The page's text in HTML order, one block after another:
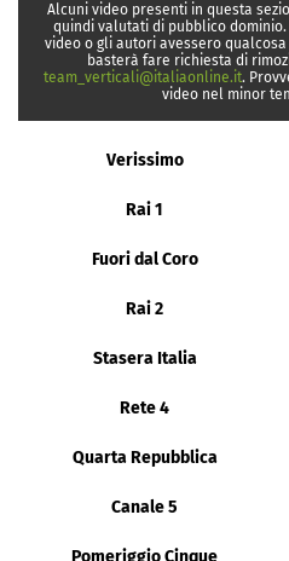
Alcuni video presenti in questa
quindi valutati di pubblico
video o gli autori avessero
basterà fare richiesta di
team_verticali@italiaonline.it.
video nel minor
Verissimo
Rai 1
Fuori dal Coro
Rai 2
Stasera Italia
Rete 4
Quarta Repubblica
Canale 5